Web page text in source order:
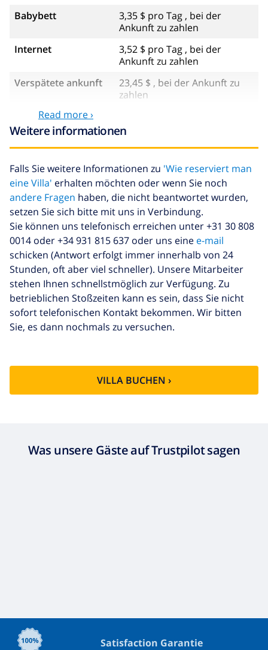
Babybett
3,35 $ pro Tag , bei der
Ankunft zu zahlen
Internet
3,52 $ pro Tag , bei der
Ankunft zu zahlen
Verspätete ankunft
23,45 $ , bei der Ankunft zu
zahlen
Zusätzliche
bettwäsche
Ankunft zu zahlen
Zusätzliche
handtücher
8,80 $ pro Person , bei der
Ankunft zu zahlen
Späte abreise
113,75 $
Zusätzliche
reinigung
basiert auf den
Energieverbrauch
(52,77 $/HOUR)
Reiserücktrittsfonds:
4.80% der Gesamtsumme
Read more ›
Weitere informationen
Falls Sie weitere Informationen zu 'Wie reserviert man
eine Villa' erhalten möchten oder wenn Sie noch
andere Fragen haben, die nicht beantwortet wurden,
setzen Sie sich bitte mit uns in Verbindung.
Sie können uns telefonisch erreichen unter +31 30 808
0014 oder +34 931 815 637 oder uns eine e-mail
schicken (Antwort erfolgt immer innerhalb von 24
Stunden, oft aber viel schneller). Unsere Mitarbeiter
stehen Ihnen schnellstmöglich zur Verfügung. Zu
betrieblichen Stoßzeiten kann es sein, dass Sie nicht
sofort telefonischen Kontakt bekommen. Wir bitten
Sie, es dann nochmals zu versuchen.
VILLA BUCHEN ›
Was unsere Gäste auf Trustpilot sagen
Satisfaction Garantie